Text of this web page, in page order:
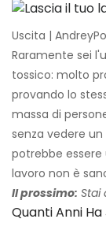
Uscita |
Raramente sei
tossico: molto
provando lo
massa di
senza vedere
potrebbe
lavoro non è
Il prossimo: Stai
Quanti Anni